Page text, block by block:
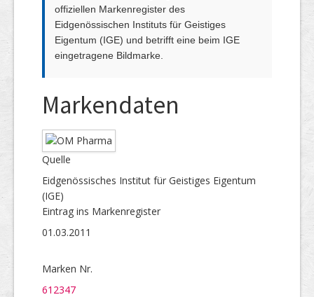
offiziellen Markenregister des
Eidgenössischen Instituts für Geistiges
Eigentum (IGE) und betrifft eine beim IGE
eingetragene Bildmarke.
Markendaten
Quelle
Eidgenössisches Institut für Geistiges Eigentum
(IGE)
Eintrag ins Markenregister
01.03.2011
Marken Nr.
612347